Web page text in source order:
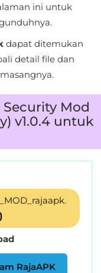
ini untuk
dapat ditemukan
detail file dan
Mod
v1.0.4 untuk
RajaAPK